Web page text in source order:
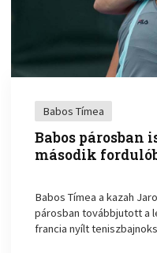
Babos Tímea
Babos párosban
második
Babos Tímea a kazah
párosban továbbjutott a
francia nyílt